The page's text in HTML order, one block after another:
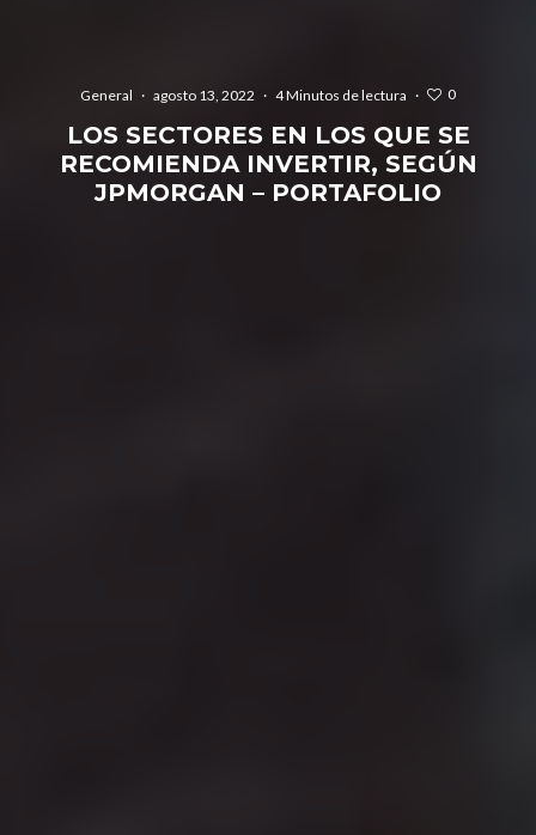
General · agosto 13, 2022 · 4 Minutos de lectura · 0
LOS SECTORES EN LOS QUE SE
RECOMIENDA INVERTIR, SEGÚN
JPMORGAN – PORTAFOLIO